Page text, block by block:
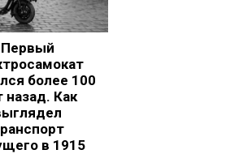
Первый
более 100
назад. Как
в 1915